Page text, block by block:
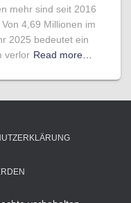
mehr sind seit 2016
4,69 Millionen im
2025 bedeutet ein
verlor Read more…